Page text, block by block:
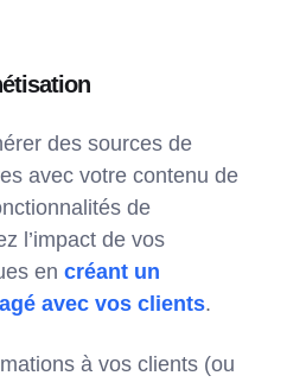
des sources de
avec votre contenu de
de
l’impact de vos
en créant un
avec vos clients.
à vos clients (ou